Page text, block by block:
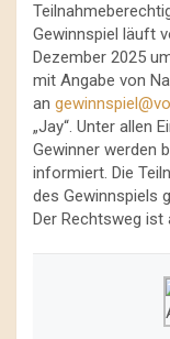
Gewinnspiel läuft
Dezember 2025
mit Angabe von
an
„Jay“. Unter allen
Gewinner werden
informiert. Die
des Gewinnspiels
Der Rechtsweg ist